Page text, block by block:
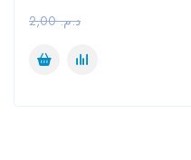
د.م.2,00